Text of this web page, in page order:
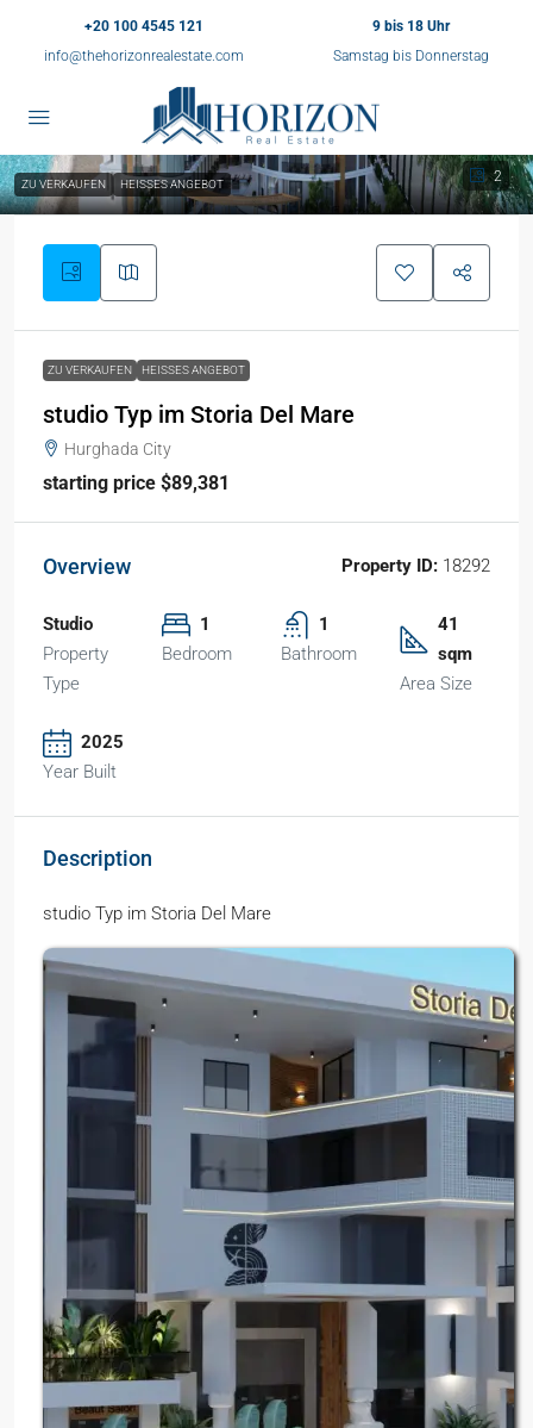
+20 100 4545 121
info@thehorizonrealestate.com
9 bis 18 Uhr
Samstag bis Donnerstag
2
ZU VERKAUFEN HEISSES ANGEBOT
ZU VERKAUFEN HEISSES ANGEBOT
studio Typ im Storia Del Mare
Hurghada City
starting price $89,381
Overview Property ID: 18292
Studio
Property
Type
1
Bedroom
1
Bathroom
41
sqm
Area Size
2025
Year Built
Description
studio Typ im Storia Del Mare